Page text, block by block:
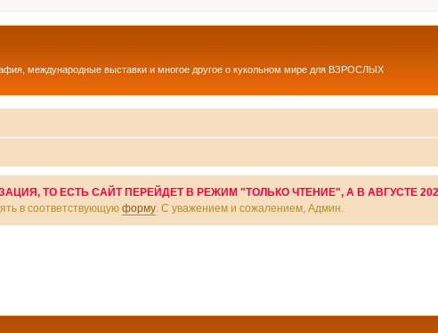
международные выставки и многое другое о кукольном мире для ВЗРОСЛЫХ
ТО ЕСТЬ САЙТ ПЕРЕЙДЕТ В РЕЖИМ "ТОЛЬКО ЧТЕНИЕ", А В АВГУСТЕ
в соответствующую форму . С уважением и сожалением, Админ.